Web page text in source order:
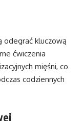
odegrać kluczową
ćwiczenia
mięśni, co
codziennych